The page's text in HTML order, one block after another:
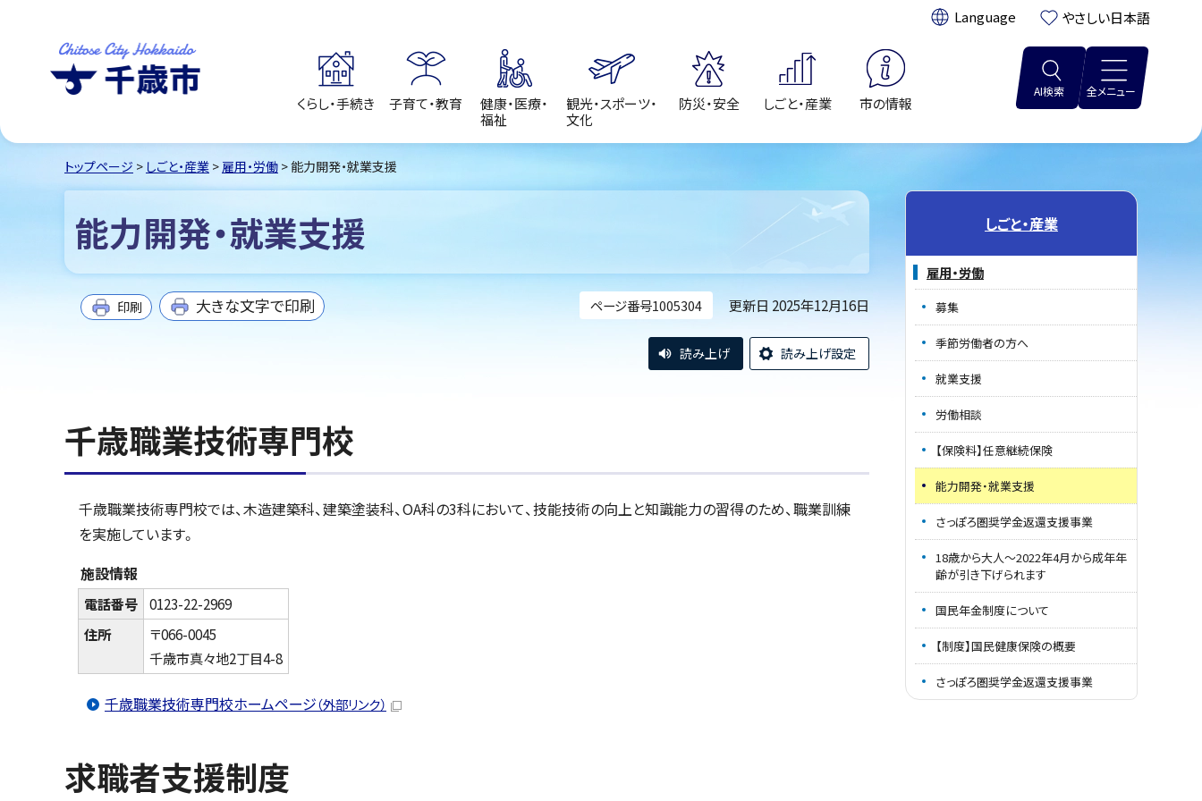
翻訳: やさしい日本語
くらし・手続き 子育て・教育
健康・医療・
福祉
観光・スポーツ・
文化
防災・安全 しごと・産業 市の情報
AI検索 全メニュー
トップページ > しごと・産業 > 雇用・労働 > 能力開発・就業支援
能力開発・就業支援
ページ番号1005304 更新日 2025年12月16日
印刷 大きな文字で印刷
読み上げ 読み上げ設定
千歳職業技術専門校
千歳職業技術専門校では、木造建築科、建築塗装科、OA科の3科において、技能技術の向上と知識能力の習得のため、職業訓練
を実施しています。
施設情報
電話番号 0123-22-2969
住所
〒066-0045
千歳市真々地2丁目4-8
千歳職業技術専門校ホームページ（外部リンク）
求職者支援制度
しごと・産業
雇用・労働
募集
季節労働者の方へ
就業支援
労働相談
【保険料】任意継続保険
能力開発・就業支援
さっぽろ圏奨学金返還支援事業
18歳から大人～2022年4月から成年年
齢が引き下げられます
国民年金制度について
【制度】国民健康保険の概要
さっぽろ圏奨学金返還支援事業